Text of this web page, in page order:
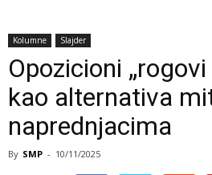
Kolumne Slajder
Opozicioni
kao alternativa
naprednjacima
By SMP - 10/11/2025